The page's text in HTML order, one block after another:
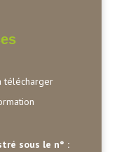
télécharger
sous le n° :